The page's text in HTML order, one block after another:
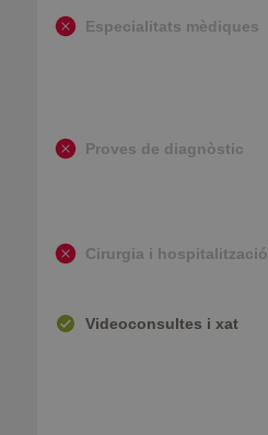
Especialitats mèdiques
Proves de diagnòstic
Cirurgia i hospitalització
Videoconsultes i xat